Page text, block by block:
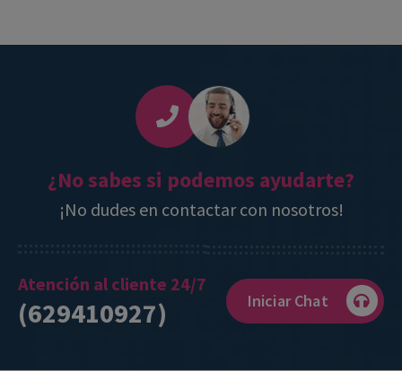
¿No sabes si podemos ayudarte?
¡No dudes en contactar con nosotros!
Atención al cliente 24/7
(629410927) Iniciar Chat